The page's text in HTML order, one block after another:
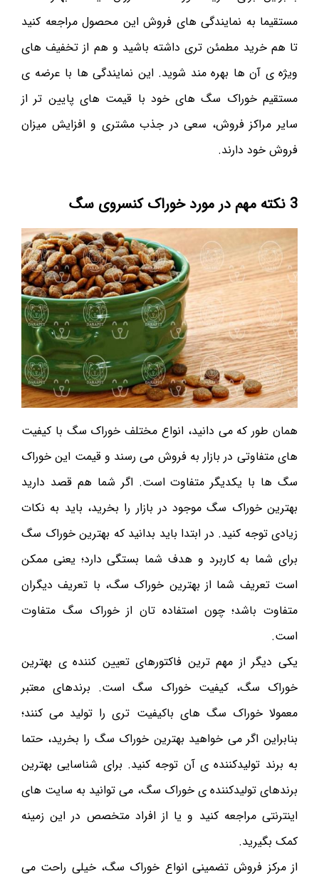
مستقیما به نمایندگی های فروش این محصول مراجعه کنید
تا هم خرید مطمئن تری داشته باشید و هم از تخفیف های
ویژه ی آن ها بهره مند شوید. این نمایندگی ها با عرضه ی
مستقیم خوراک سگ های خود با قیمت های پایین تر از
سایر مراکز فروش، سعی در جذب مشتری و افزایش میزان
فروش خود دارند.
3 نکته مهم در مورد خوراک کنسروی سگ
همان طور که می دانید، انواع مختلف خوراک سگ با کیفیت
های متفاوتی در بازار به فروش می رسند و قیمت این خوراک
سگ ها با یکدیگر متفاوت است. اگر شما هم قصد دارید
بهترین خوراک سگ موجود در بازار را بخرید، باید به نکات
زیادی توجه کنید. در ابتدا باید بدانید که بهترین خوراک سگ
برای شما به کاربرد و هدف شما بستگی دارد؛ یعنی ممکن
است تعریف شما از بهترین خوراک سگ، با تعریف دیگران
متفاوت باشد؛ چون استفاده تان از خوراک سگ متفاوت
است.
یکی دیگر از مهم ترین فاکتورهای تعیین کننده ی بهترین
خوراک سگ، کیفیت خوراک سگ است. برندهای معتبر
معمولا خوراک سگ های باکیفیت تری را تولید می کنند؛
بنابراین اگر می خواهید بهترین خوراک سگ را بخرید، حتما
به برند تولیدکننده ی آن توجه کنید. برای شناسایی بهترین
برندهای تولیدکننده ی خوراک سگ، می توانید به سایت های
اینترنتی مراجعه کنید و یا از افراد متخصص در این زمینه
کمک بگیرید.
از مرکز فروش تضمینی انواع خوراک سگ، خیلی راحت می